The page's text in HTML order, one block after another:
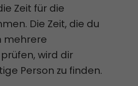
Zeit für die
Die Zeit, die du
mehrere
wird dir
Person zu finden.